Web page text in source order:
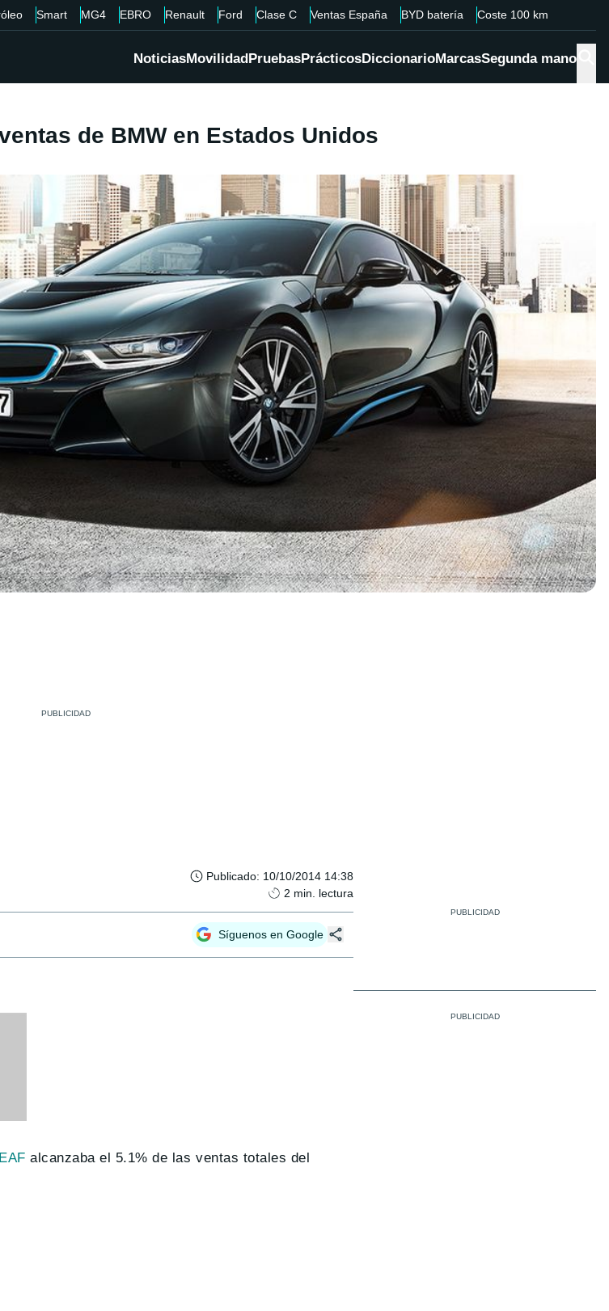
Smart MG4 EBRO Renault Ford Clase C Ventas España BYD batería Coste 100 km
NoticiasMovilidadPruebasPrácticosDiccionarioMarcasSegunda mano
de BMW en Estados Unidos
Publicado: 10/10/2014 14:38
2 min. lectura
Síguenos en Google
alcanzaba el 5.1% de las ventas totales del